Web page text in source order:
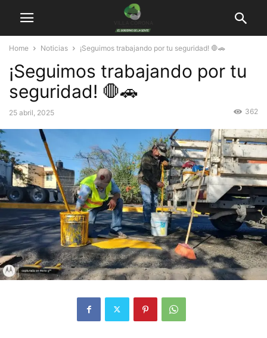
Home Noticias ¡Seguimos trabajando por tu seguridad! 🛑🚗
¡Seguimos trabajando por tu
seguridad! 🛑🚗
25 abril, 2025 362